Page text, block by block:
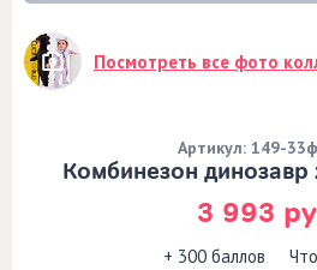
Посмотреть все фото
3 993
Комбинезон динозавр
Артикул: 149-
+ 300 баллов